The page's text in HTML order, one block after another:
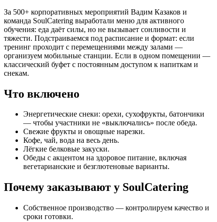
За 500+ корпоративных мероприятий Вадим Казаков и
команда SoulCatering выработали меню для активного
обучения: еда даёт силы, но не вызывает сонливости и
тяжести. Подстраиваемся под расписание и формат: если
тренинг проходит с перемещениями между залами —
организуем мобильные станции. Если в одном помещении —
классический буфет с постоянным доступом к напиткам и
снекам.
Что включено
Энергетические снеки: орехи, сухофрукты, батончики
— чтобы участники не «выключались» после обеда.
Свежие фрукты и овощные нарезки.
Кофе, чай, вода на весь день.
Лёгкие белковые закуски.
Обеды с акцентом на здоровое питание, включая
вегетарианские и безглютеновые варианты.
Почему заказывают у SoulCatering
Собственное производство — контролируем качество и
сроки готовки.